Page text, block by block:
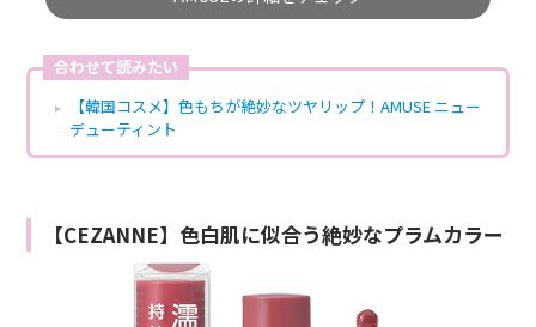
合わせて読みたい
【韓国コスメ】色もちが絶妙なツヤリップ！AMUSE ニュー
デューティント
【CEZANNE】色白肌に似合う絶妙なプラムカラー